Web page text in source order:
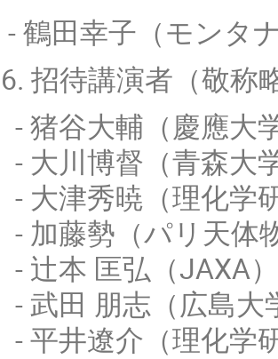
- 鶴田幸子（モンタ
6. 招待講演者（敬称
- 猪谷大輔（慶應大
- 大川博督（青森大
- 大津秀暁（理化学
- 加藤勢（パリ天体
- 辻本 匡弘（JAXA
- 武田 朋志（広島大
- 平井遼介（理化学